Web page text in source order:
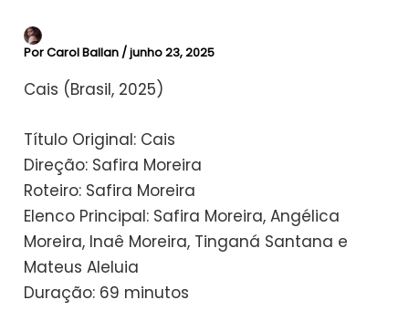
PorCarol Ballan /junho 23, 2025
Cais (Brasil, 2025)
Título Original: Cais
Direção: Safira Moreira
Roteiro: Safira Moreira
Elenco Principal: Safira Moreira, Angélica
Moreira, Inaê Moreira, Tinganá Santana e
Mateus Aleluia
Duração: 69 minutos